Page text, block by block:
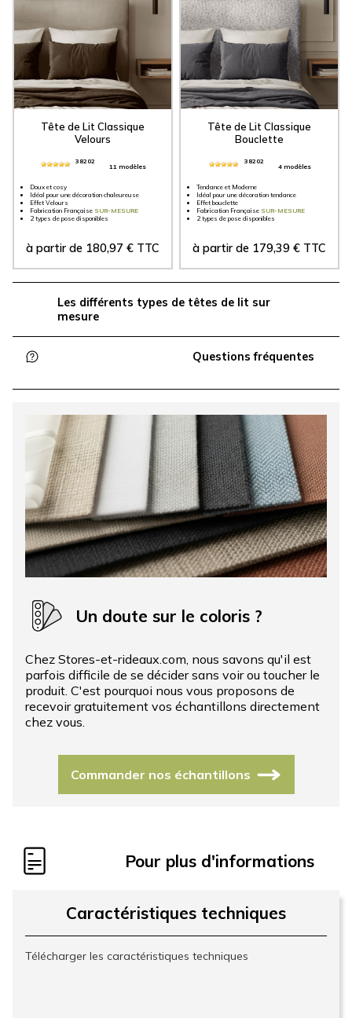
Tête de Lit Classique
Velours
38202
11 modèles
Doux et cosy
Idéal pour une décoration chaleureuse
Effet Velours
Fabrication Française SUR-MESURE
2 types de pose disponibles
à partir de 180,97€ TTC
Tête de Lit Classique
Bouclette
38202
4 modèles
Tendance et Moderne
Idéal pour une décoration tendance
Effet bouclette
Fabrication Française SUR-MESURE
2 types de pose disponibles
à partir de 179,39€ TTC
Les différents types de têtes de lit sur
mesure
Questions fréquentes
Un doute sur le coloris ?
Chez Stores-et-rideaux.com, nous savons qu'il est
parfois difficile de se décider sans voir ou toucher le
produit. C'est pourquoi nous vous proposons de
recevoir gratuitement vos échantillons directement
chez vous.
Commander nos échantillons
Pour plus d'informations
Caractéristiques techniques
Télécharger les caractéristiques techniques